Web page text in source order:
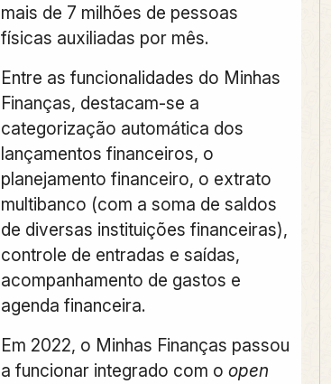
mais de 7 milhões de pessoas
físicas auxiliadas por mês.
Entre as funcionalidades do Minhas
Finanças, destacam-se a
categorização automática dos
lançamentos financeiros, o
planejamento financeiro, o extrato
multibanco (com a soma de saldos
de diversas instituições financeiras),
controle de entradas e saídas,
acompanhamento de gastos e
agenda financeira.
Em 2022, o Minhas Finanças passou
a funcionar integrado com o open